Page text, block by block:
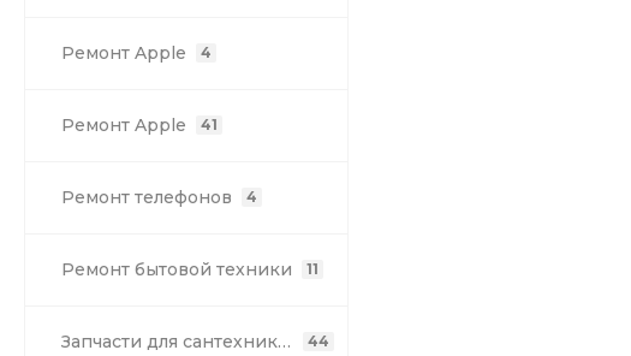
Ремонт Apple 4
Ремонт Apple 41
Ремонт телефонов 4
Ремонт бытовой техники 11
Запчасти для сантехники Franke 44